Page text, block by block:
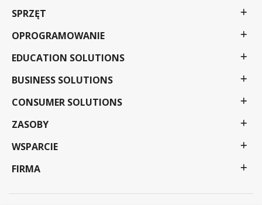
SPRZĘT
OPROGRAMOWANIE
EDUCATION SOLUTIONS
BUSINESS SOLUTIONS
CONSUMER SOLUTIONS
ZASOBY
WSPARCIE
FIRMA